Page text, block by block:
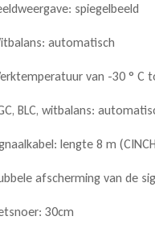
spiegelbeeld
automatisch
van -30 ° C
BLC,witbalans:
lengte 8 m
afscherming van de
30cm